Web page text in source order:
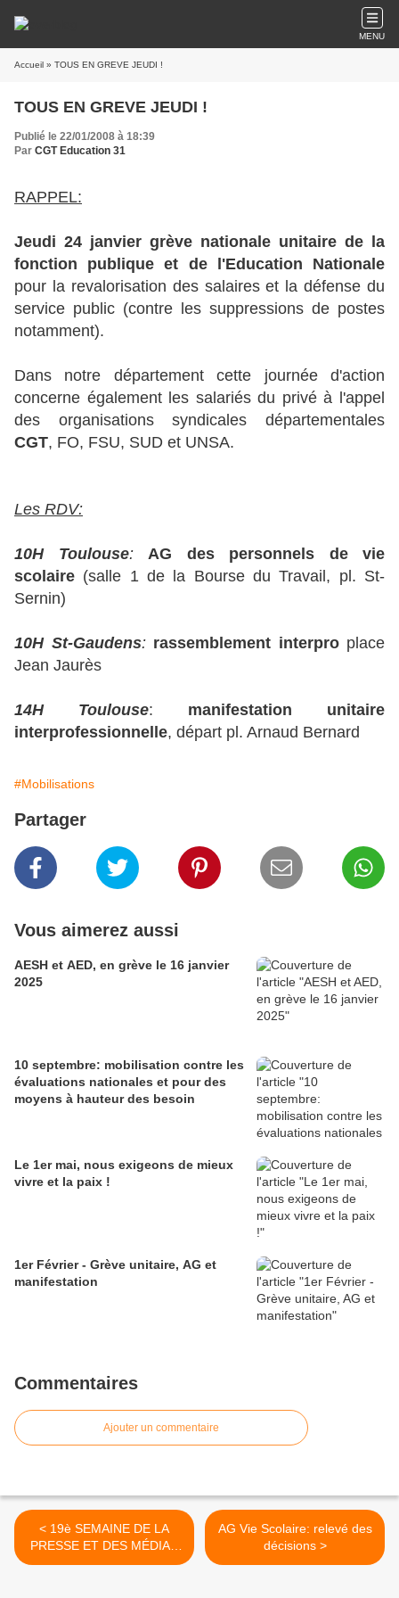
MENU
Accueil » TOUS EN GREVE JEUDI !
TOUS EN GREVE JEUDI !
Publié le 22/01/2008 à 18:39
Par CGT Education 31
RAPPEL:
Jeudi 24 janvier grève nationale unitaire de la
fonction publique et de l'Education Nationale
pour la revalorisation des salaires et la défense du
service public (contre les suppressions de postes
notamment).
Dans notre département cette journée d'action
concerne également les salariés du privé à l'appel
des organisations syndicales départementales
CGT, FO, FSU, SUD et UNSA.
Les RDV:
10H Toulouse:
AG des personnels de vie
scolaire (salle 1 de la Bourse du Travail, pl. St-
Sernin)
10H St-Gaudens: rassemblement interproplace
Jean Jaurès
14H Toulouse: manifestation unitaire
interprofessionnelle, départ pl. Arnaud Bernard
#Mobilisations
Partager
Vous aimerez aussi
AESH et AED, en grève le 16 janvier
2025
10 septembre: mobilisation contre les
évaluations nationales et pour des
moyens à hauteur des besoin
Le 1er mai, nous exigeons de mieux
vivre et la paix !
1er Février - Grève unitaire, AG et
manifestation
Commentaires
Ajouter un commentaire
< 19è SEMAINE DE LA
PRESSE ET DES MÉDIAS
À L’ÉCOLE
AG Vie Scolaire: relevé des
décisions >